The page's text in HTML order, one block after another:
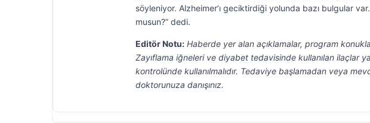
söyleniyor. Alzheimer’ı geciktirdiği yolunda bazı bulgular
musun?” dedi.
Editör Notu: Haberde yer alan açıklamalar, program
Zayıflama iğneleri ve diyabet tedavisinde kullanılan ilaçlar
kontrolünde kullanılmalıdır. Tedaviye başlamadan veya
doktorunuza danışınız.